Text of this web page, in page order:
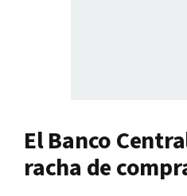
El Banco
racha de